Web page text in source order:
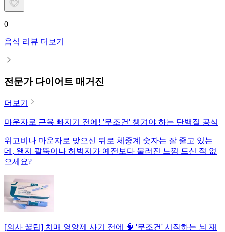
0
음식 리뷰 더보기
전문가 다이어트 매거진
더보기
마운자로 근육 빠지기 전에! '무조건' 챙겨야 하는 단백질 공식
위고비나 마운자로 맞으신 뒤로 체중계 숫자는 잘 줄고 있는
데, 왠지 팔뚝이나 허벅지가 예전보다 물러진 느낌 드신 적 없
으세요?
[의사 꿀팁] 치매 영양제 사기 전에 🧠 '무조건' 시작하는 뇌 재